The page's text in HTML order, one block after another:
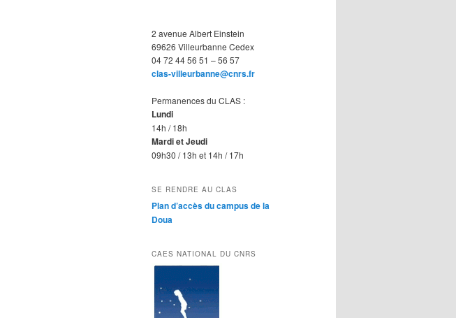
2 avenue Albert Einstein
69626 Villeurbanne Cedex
04 72 44 56 51 – 56 57
clas-villeurbanne@cnrs.fr
Permanences du CLAS :
Lundi
14h / 18h
Mardi et Jeudi
09h30 / 13h et 14h / 17h
SE RENDRE AU CLAS
Plan d’accès du campus de la
Doua
CAES NATIONAL DU CNRS